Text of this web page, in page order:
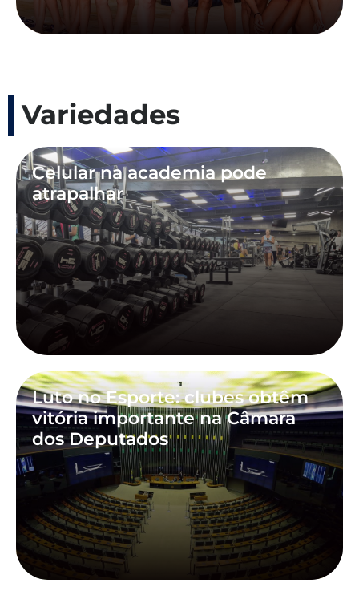
Variedades
Celular na academia pode
atrapalhar
Luto no Esporte: clubes obtêm
vitória importante na Câmara
dos Deputados